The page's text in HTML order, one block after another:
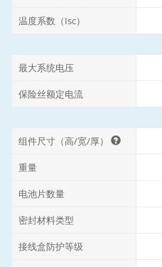
温度系数（Isc）
最大系统电压
保险丝额定电流
组件尺寸（高/宽/厚）
重量
电池片数量
密封材料类型
接线盒防护等级